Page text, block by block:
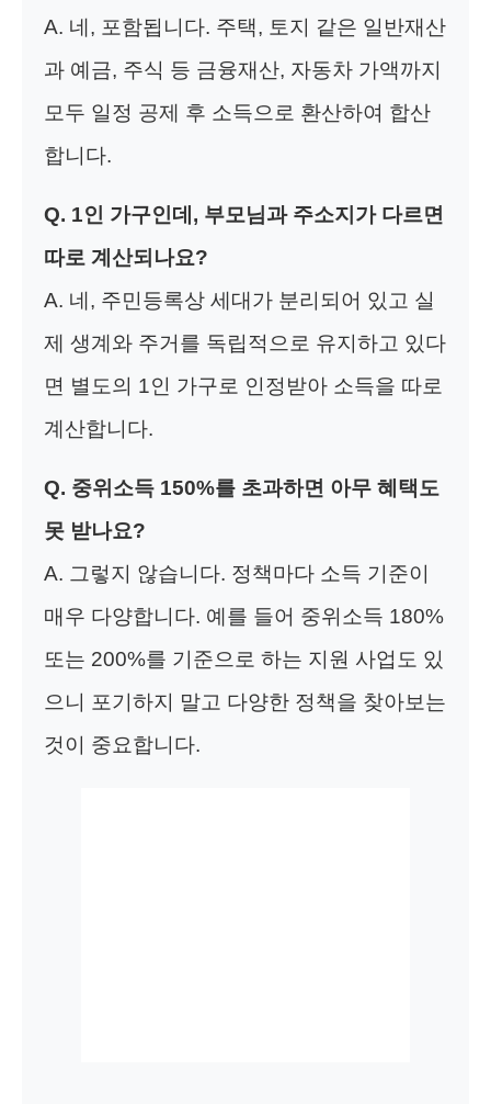
A. 네, 포함됩니다. 주택, 토지 같은 일반재산
과 예금, 주식 등 금융재산, 자동차 가액까지
모두 일정 공제 후 소득으로 환산하여 합산
합니다.
Q. 1인 가구인데, 부모님과 주소지가 다르면
따로 계산되나요?
A. 네, 주민등록상 세대가 분리되어 있고 실
제 생계와 주거를 독립적으로 유지하고 있다
면 별도의 1인 가구로 인정받아 소득을 따로
계산합니다.
Q. 중위소득 150%를 초과하면 아무 혜택도
못 받나요?
A. 그렇지 않습니다. 정책마다 소득 기준이
매우 다양합니다. 예를 들어 중위소득 180%
또는 200%를 기준으로 하는 지원 사업도 있
으니 포기하지 말고 다양한 정책을 찾아보는
것이 중요합니다.